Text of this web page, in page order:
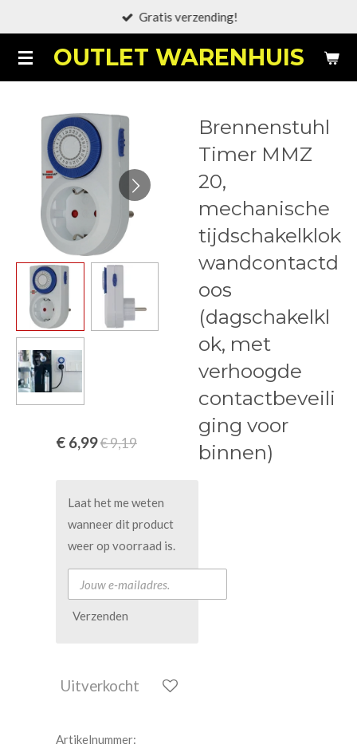
naar
de
OUTLET WARENHUIS
Gratis verzending!
Brennenstuhl
Timer MMZ
20,
mechanische
tijdschakelklok
wandcontactd
oos
(dagschakelkl
ok, met
verhoogde
contactbeveili
ging voor
binnen)
€ 6,99€ 9,19
Laat het me weten
wanneer dit product
weer op voorraad is.
Verzenden
Uitverkocht
Artikelnummer: